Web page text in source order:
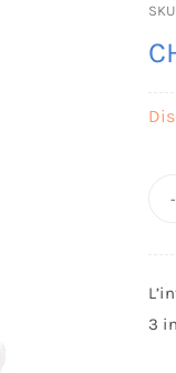
SKU
3